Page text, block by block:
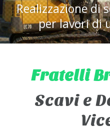
Realizzazione di
per lavori di
Fratelli
Scavi e